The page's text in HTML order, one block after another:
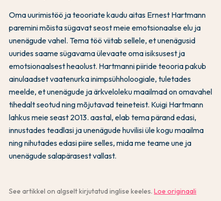
Oma uurimistöö ja teooriate kaudu aitas Ernest Hartmann
paremini mõista sügavat seost meie emotsionaalse elu ja
unenägude vahel. Tema töö viitab sellele, et unenägusid
uurides saame sügavama ülevaate oma isiksusest ja
emotsionaalsest heaolust. Hartmanni piiride teooria pakub
ainulaadset vaatenurka inimpsühholoogiale, tuletades
meelde, et unenägude ja ärkveloleku maailmad on omavahel
tihedalt seotud ning mõjutavad teineteist. Kuigi Hartmann
lahkus meie seast 2013. aastal, elab tema pärand edasi,
innustades teadlasi ja unenägude huvilisi üle kogu maailma
ning nihutades edasi piire selles, mida me teame une ja
unenägude salapärasest vallast.
See artikkel on algselt kirjutatud inglise keeles. Loe originaali